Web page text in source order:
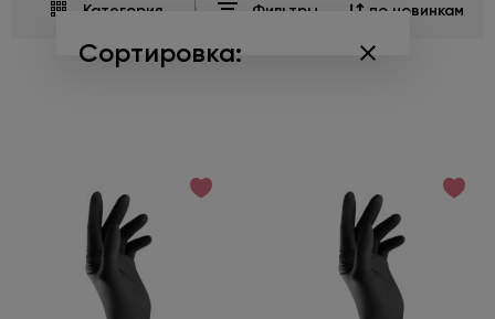
Категория Фильтры по новинкам
Сортировка:
по возрастанию цены
по убыванию цены